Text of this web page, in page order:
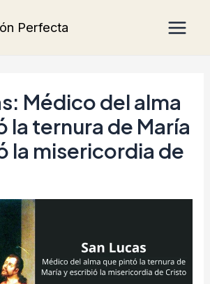
Perfecta
Médico del alma
la ternura de María
la misericordia de